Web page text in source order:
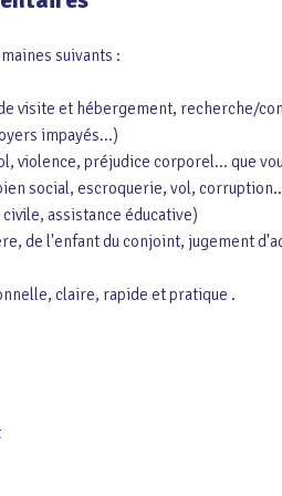
suivants :
visite et hébergement, recherche/
impayés...)
violence, préjudice corporel... que
social, escroquerie, vol,
assistance éducative)
de l'enfant du conjoint, jugement
claire, rapide et pratique .